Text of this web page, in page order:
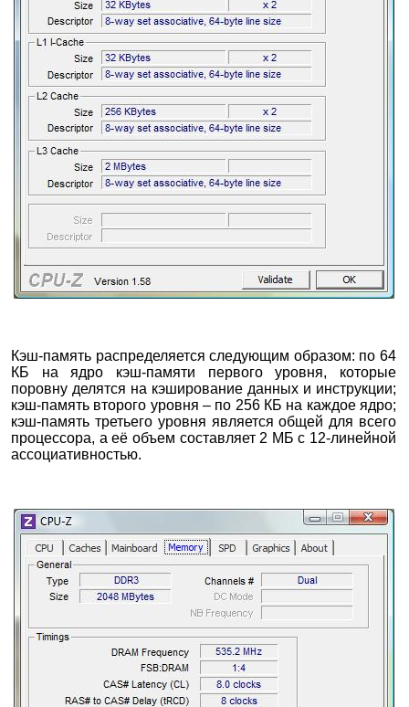
Кэш-память распределяется следующим образом: по 64
КБ на ядро кэш-памяти первого уровня, которые
поровну делятся на кэширование данных и инструкции;
кэш-память второго уровня – по 256 КБ на каждое ядро;
кэш-память третьего уровня является общей для всего
процессора, а её объем составляет 2 МБ с 12-линейной
ассоциативностью.